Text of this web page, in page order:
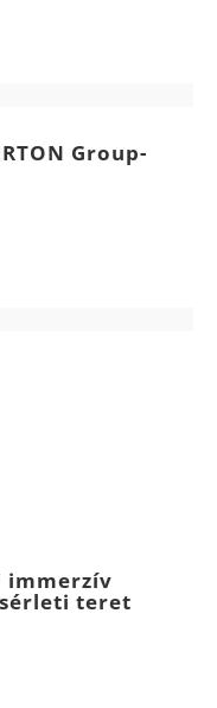
Group-
immerzív
teret